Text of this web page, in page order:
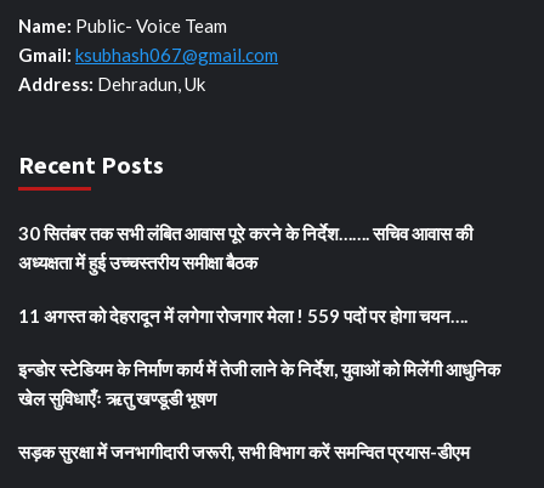
Name: Public- Voice Team
Gmail: ksubhash067@gmail.com
Address: Dehradun, Uk
Recent Posts
30 सितंबर तक सभी लंबित आवास पूरे करने के निर्देश……. सचिव आवास की
अध्यक्षता में हुई उच्चस्तरीय समीक्षा बैठक
11 अगस्त को देहरादून में लगेगा रोजगार मेला ! 559 पदों पर होगा चयन….
इन्डोर स्टेडियम के निर्माण कार्य में तेजी लाने के निर्देश, युवाओं को मिलेंगी आधुनिक
खेल सुविधाएँः ऋतु खण्डूडी भूषण
सड़क सुरक्षा में जनभागीदारी जरूरी, सभी विभाग करें समन्वित प्रयास-डीएम